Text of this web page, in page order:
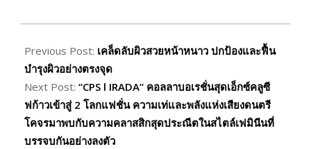
12-
25
Previous Post: เคล็ดลับผิวสวยหน้าหนาว ปกป้องและฟื้น
บำรุงผิวอย่างตรงจุด
Next Post: “CPS l IRADA” คอลลาบอเรชั่นสุดเอ็กซ์คลูซี
ฟก้าวเข้าสู่ 2 โลกแฟชั่น ความเท่และพลังแห่งเสียงดนตรี
โคจรมาพบกับความคลาสสิกสุดประณีตในสไตล์เฟมินีนที่
บรรจบกันอย่างลงตัว